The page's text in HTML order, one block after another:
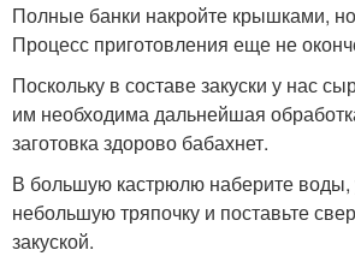
Полные банки накройте крышками,
Процесс приготовления еще не
Поскольку в составе закуски у нас
им необходима дальнейшая
заготовка здорово бабахнет.
В большую кастрюлю наберите воды,
небольшую тряпочку и поставьте
закуской.